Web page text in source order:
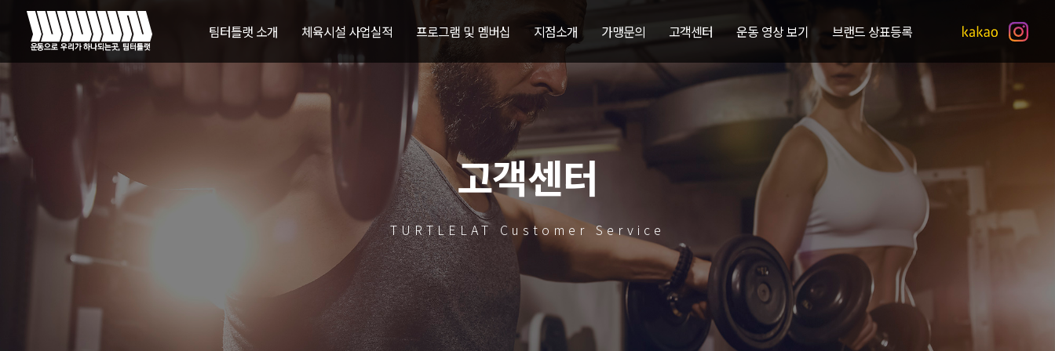
팀터틀랫 소개 체육시설 사업실적 프로그램 및 멤버십 지점소개 가맹문의 고객센터 운동 영상 보기 브랜드 상표등록
고객센터
TURTLELAT Customer Service